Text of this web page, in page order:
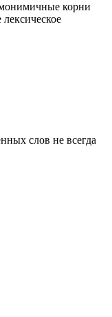
корни
слов не всегда